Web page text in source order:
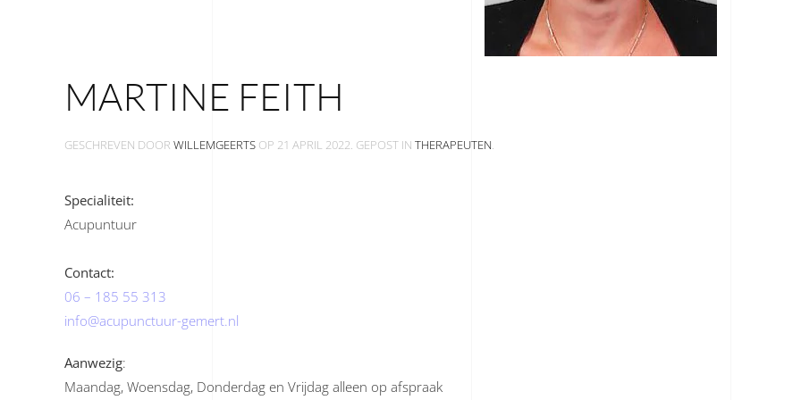
MARTINE FEITH
GESCHREVEN DOOR WILLEMGEERTS OP 21 APRIL 2022. GEPOST IN THERAPEUTEN.
Specialiteit:
Acupuntuur
Contact:
06 – 185 55 313
info@acupunctuur-gemert.nl
Aanwezig:
Maandag, Woensdag, Donderdag en Vrijdag alleen op afspraak